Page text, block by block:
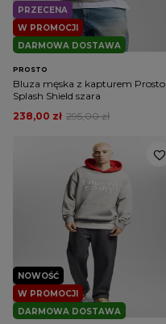
W PROMOCJI
PRZECENA
DARMOWA DOSTAWA
PROSTO
Bluza męska z kapturem Prosto
Splash Shield szara
295,00 zł
238,00 zł
W PROMOCJI
NOWOŚĆ
DARMOWA DOSTAWA